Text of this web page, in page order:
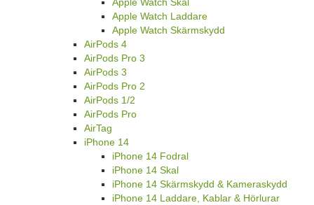
Apple Watch Laddare
Apple Watch Skärmskydd
AirPods 4
AirPods Pro 3
AirPods 3
AirPods Pro 2
AirPods 1/2
AirPods Pro
AirTag
iPhone 14
iPhone 14 Fodral
iPhone 14 Skal
iPhone 14 Skärmskydd & Kameraskydd
iPhone 14 Laddare, Kablar & Hörlurar